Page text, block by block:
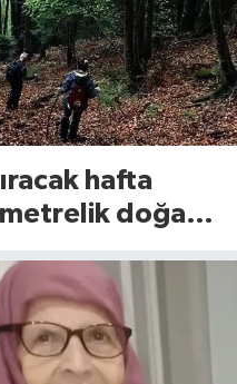
hafta
doğa